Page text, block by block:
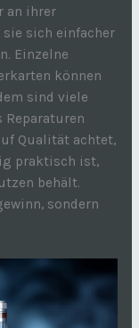
an ihrer
sie sich einfacher
Einzelne
können
sind viele
Reparaturen
Qualität achtet,
praktisch ist,
behält.
sondern